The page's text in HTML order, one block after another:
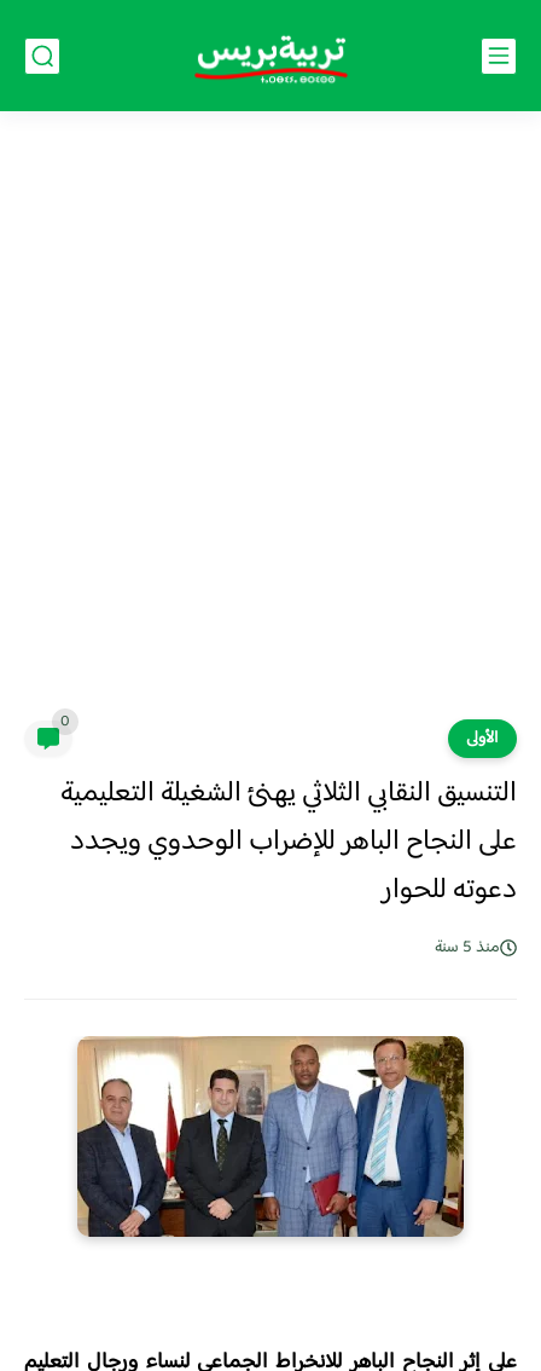
الأولى
0
التنسيق النقابي الثلاثي يهنئ الشغيلة التعليمية
على النجاح الباهر للإضراب الوحدوي ويجدد
دعوته للحوار
منذ 5 سنة
على إثر النجاح الباهر للانخراط الجماعي لنساء ورجال التعليم